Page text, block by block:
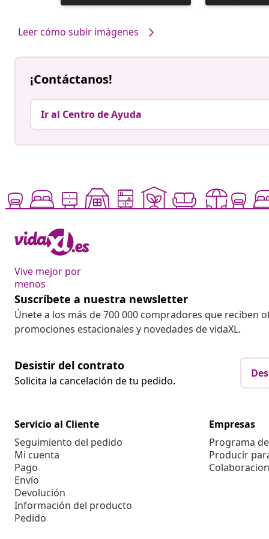
realizada
realizada
Leer cómo subir imágenes
¡Contáctanos!
Ir al Centro de Ayuda
Vive mejor por
menos
Suscríbete a nuestra newsletter
Únete a los más de 700 000 compradores que reciben
promociones estacionales y novedades de vidaXL.
Desistir del contrato
Solicita la cancelación de tu pedido.
Servicio al Cliente
Seguimiento del pedido
Mi cuenta
Pago
Envío
Devolución
Información del producto
Pedido
Empresas
Programa
Producir